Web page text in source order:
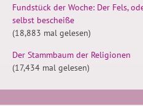
Fundstück der Woche: Der Fels,
selbst bescheiße
(18,883 mal gelesen)
Der Stammbaum der Religionen
(17,434 mal gelesen)